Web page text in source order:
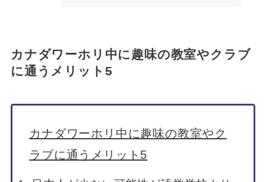
カナダワーホリ中に趣味の教室やクラブ
に通うメリット5
カナダワーホリ中に趣味の教室やク
ラブに通うメリット5